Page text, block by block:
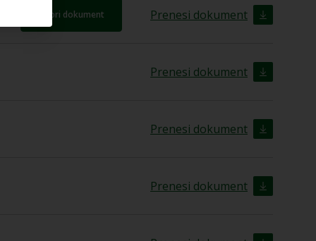
Odpri dokument Prenesi dokument
Prenesi dokument
Prenesi dokument
Prenesi dokument